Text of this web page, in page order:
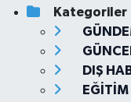
Kategoriler
DIŞ
EĞİTİM